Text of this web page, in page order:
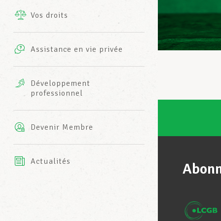
INFO-CENTER
Vos droits
Assistance en vie privée
complémentaires
AXA
Développement
professionnel
Devenir Membre
Actualités